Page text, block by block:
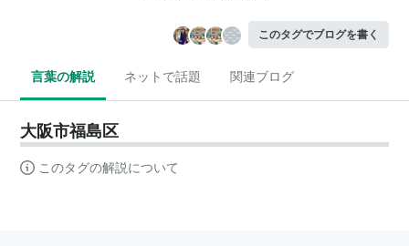
このタグでブログを書く
言葉の解説 ネットで話題 関連ブログ
大阪市福島区
このタグの解説について